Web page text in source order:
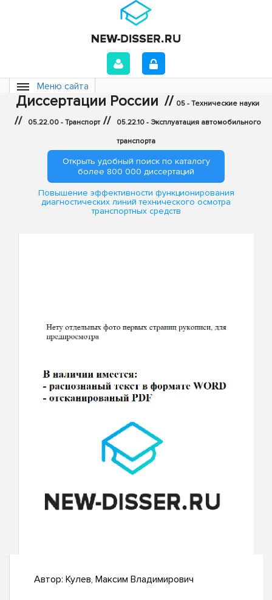
Меню сайта
Диссертации России // 05 - Технические науки
// 05.22.00 - Транспорт // 05.22.10 - Эксплуатация автомобильного
транспорта
Открыть удобный поиск по каталогу
более 800 000 диссертаций
Повышение эффективности функционирования
диагностических линий технического осмотра
транспортных средств
Автор: Кулев, Максим Владимирович